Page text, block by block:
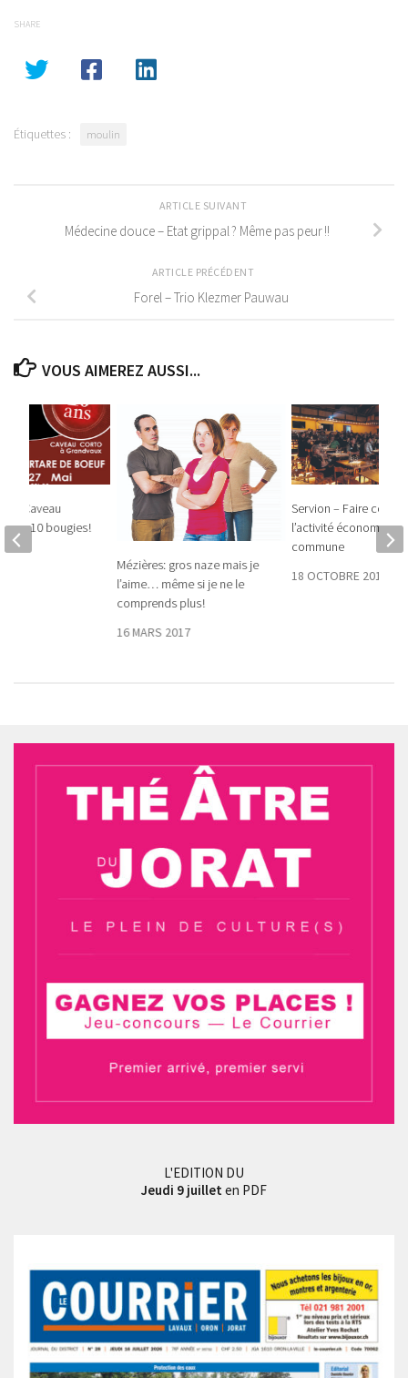
SHARE
Étiquettes : moulin
ARTICLE SUIVANT
Médecine douce – Etat grippal ? Même pas peur !!
ARTICLE PRÉCÉDENT
Forel – Trio Klezmer Pauwau
VOUS AIMEREZ AUSSI...
Mézières: gros naze mais je
l’aime… même si je ne le
comprends plus !
16 MARS 2017
Servion – Faire
l’activité économique
commune
18 OCTOBRE 2018
Le Caveau
ses 10 bougies !
L'EDITION DU
Jeudi 9 juillet en PDF